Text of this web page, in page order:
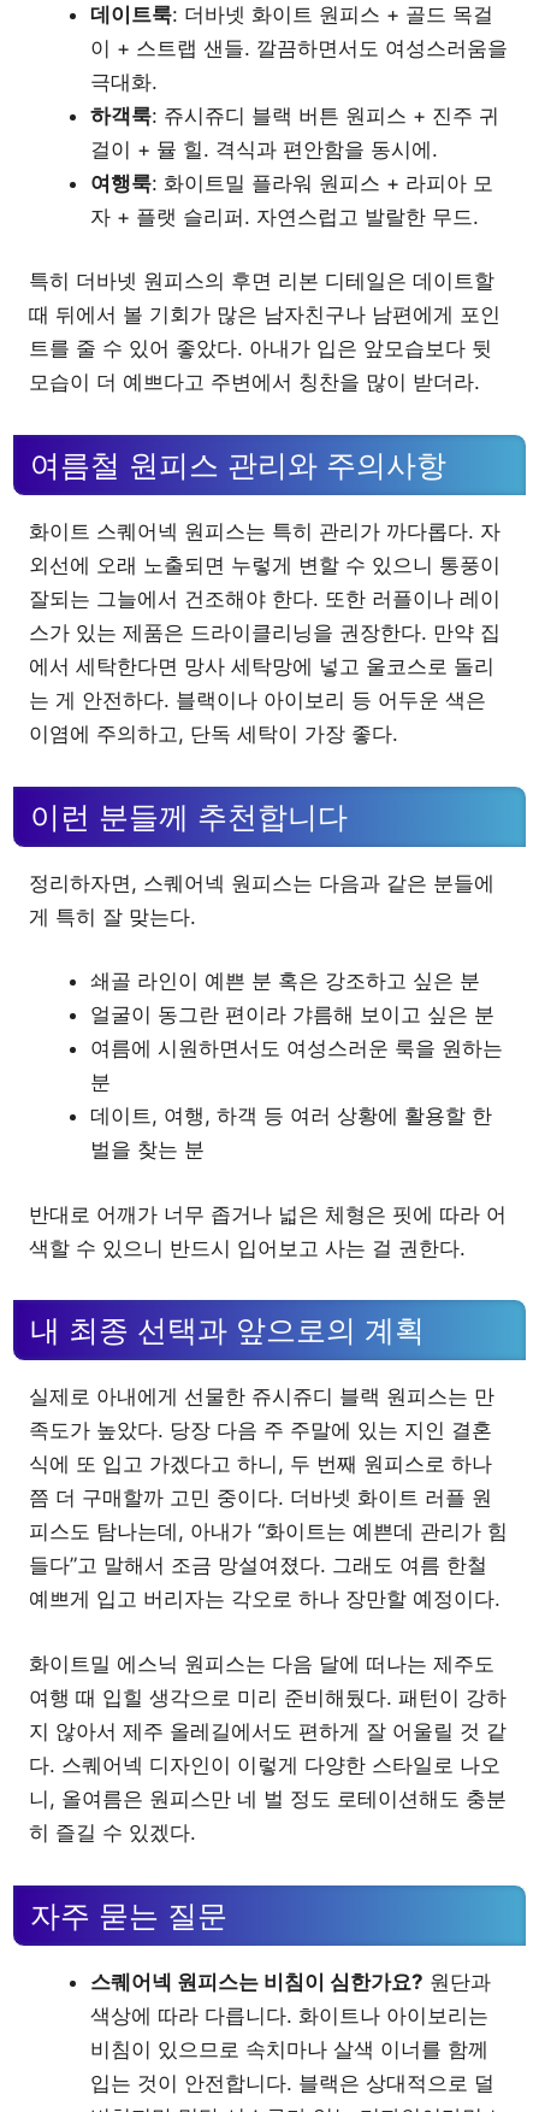
데이트룩: 더바넷 화이트 원피스 + 골드 목걸
이 + 스트랩 샌들. 깔끔하면서도 여성스러움을
극대화.
하객룩: 쥬시쥬디 블랙 버튼 원피스 + 진주 귀
걸이 + 뮬 힐. 격식과 편안함을 동시에.
여행룩: 화이트밀 플라워 원피스 + 라피아 모
자 + 플랫 슬리퍼. 자연스럽고 발랄한 무드.
특히 더바넷 원피스의 후면 리본 디테일은 데이트할
때 뒤에서 볼 기회가 많은 남자친구나 남편에게 포인
트를 줄 수 있어 좋았다. 아내가 입은 앞모습보다 뒷
모습이 더 예쁘다고 주변에서 칭찬을 많이 받더라.
여름철 원피스 관리와 주의사항
화이트 스퀘어넥 원피스는 특히 관리가 까다롭다. 자
외선에 오래 노출되면 누렇게 변할 수 있으니 통풍이
잘되는 그늘에서 건조해야 한다. 또한 러플이나 레이
스가 있는 제품은 드라이클리닝을 권장한다. 만약 집
에서 세탁한다면 망사 세탁망에 넣고 울코스로 돌리
는 게 안전하다. 블랙이나 아이보리 등 어두운 색은
이염에 주의하고, 단독 세탁이 가장 좋다.
이런 분들께 추천합니다
정리하자면, 스퀘어넥 원피스는 다음과 같은 분들에
게 특히 잘 맞는다.
쇄골 라인이 예쁜 분 혹은 강조하고 싶은 분
얼굴이 동그란 편이라 갸름해 보이고 싶은 분
여름에 시원하면서도 여성스러운 룩을 원하는
분
데이트, 여행, 하객 등 여러 상황에 활용할 한
벌을 찾는 분
반대로 어깨가 너무 좁거나 넓은 체형은 핏에 따라 어
색할 수 있으니 반드시 입어보고 사는 걸 권한다.
내 최종 선택과 앞으로의 계획
실제로 아내에게 선물한 쥬시쥬디 블랙 원피스는 만
족도가 높았다. 당장 다음 주 주말에 있는 지인 결혼
식에 또 입고 가겠다고 하니, 두 번째 원피스로 하나
쯤 더 구매할까 고민 중이다. 더바넷 화이트 러플 원
피스도 탐나는데, 아내가 “화이트는 예쁜데 관리가 힘
들다”고 말해서 조금 망설여졌다. 그래도 여름 한철
예쁘게 입고 버리자는 각오로 하나 장만할 예정이다.
화이트밀 에스닉 원피스는 다음 달에 떠나는 제주도
여행 때 입힐 생각으로 미리 준비해뒀다. 패턴이 강하
지 않아서 제주 올레길에서도 편하게 잘 어울릴 것 같
다. 스퀘어넥 디자인이 이렇게 다양한 스타일로 나오
니, 올여름은 원피스만 네 벌 정도 로테이션해도 충분
히 즐길 수 있겠다.
자주 묻는 질문
스퀘어넥 원피스는 비침이 심한가요? 원단과
색상에 따라 다릅니다. 화이트나 아이보리는
비침이 있으므로 속치마나 살색 이너를 함께
입는 것이 안전합니다. 블랙은 상대적으로 덜